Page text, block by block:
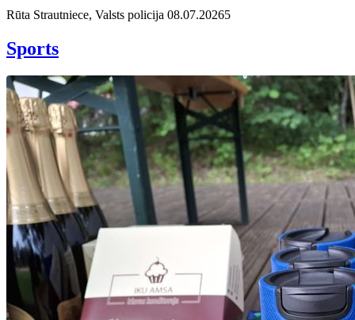
Rūta Strautniece, Valsts policija 08.07.20265
Sports